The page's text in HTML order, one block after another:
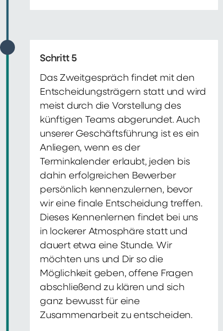
Schritt 5
Das Zweitgespräch findet mit den
Entscheidungsträgern statt und wird
meist durch die Vorstellung des
künftigen Teams abgerundet. Auch
unserer Geschäftsführung ist es ein
Anliegen, wenn es der
Terminkalender erlaubt, jeden bis
dahin erfolgreichen Bewerber
persönlich kennenzulernen, bevor
wir eine finale Entscheidung treffen.
Dieses Kennenlernen findet bei uns
in lockerer Atmosphäre statt und
dauert etwa eine Stunde. Wir
möchten uns und Dir so die
Möglichkeit geben, offene Fragen
abschließend zu klären und sich
ganz bewusst für eine
Zusammenarbeit zu entscheiden.